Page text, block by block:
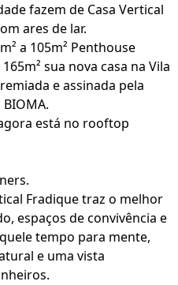
fazem de Casa Vertical
ares de lar.
a 105m² Penthouse
sua nova casa na Vila
e assinada pela
está no rooftop
Fradique traz o melhor
espaços de convivência e
tempo para mente,
e uma vista